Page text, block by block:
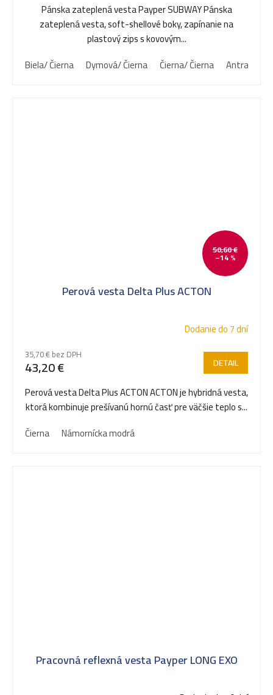
Pánska zateplená vesta Payper SUBWAY Pánska
zateplená vesta, soft-shellové boky, zapínanie na
plastový zips s kovovým...
Biela/ Čierna
Dymová/ Čierna Čierna/ Čierna Antracit/
50,60 €
–14 %
Perová vesta Delta Plus ACTON
Dodanie do 7 dní
35,70 € bez DPH
43,20 € DETAIL
Perová vesta Delta Plus ACTON ACTON je hybridná vesta,
ktorá kombinuje prešívanú hornú časť pre väčšie teplo s...
Čierna
Námornícka modrá
Pracovná reflexná vesta Payper LONG EXO